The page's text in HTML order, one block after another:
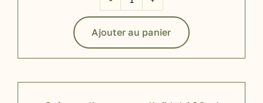
quantité
de
EKOIA
Eko
Ajouter au panier